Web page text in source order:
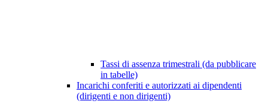
Tassi di assenza trimestrali (da pubblicare
in tabelle)
Incarichi conferiti e autorizzati ai dipendenti
(dirigenti e non dirigenti)